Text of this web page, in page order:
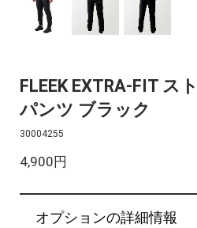
FLEEK EXTRA-FIT ス
パンツ ブラック
30004255
4,900円
オプションの詳細情報